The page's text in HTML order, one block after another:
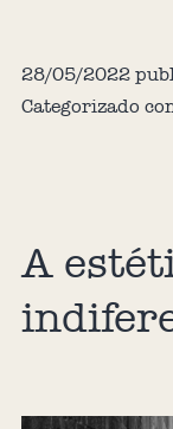
28/05/2022
Categorizado
A